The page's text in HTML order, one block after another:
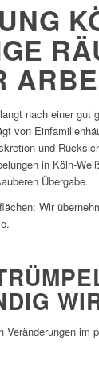
nach einer gut
von
und
in Köln-
Übergabe.
Wir
Veränderungen